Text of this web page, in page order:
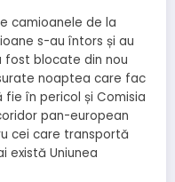
camioanele de la
s-au întors și au
fost blocate din nou
noaptea care fac
fie în pericol și Comisia
pan-european
cei care transportă
există Uniunea